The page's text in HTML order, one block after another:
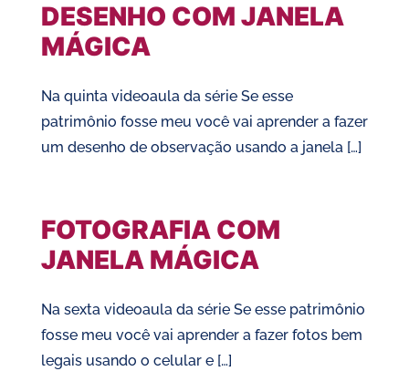
DESENHO COM JANELA
MÁGICA
Na quinta videoaula da série Se esse
patrimônio fosse meu você vai aprender a fazer
um desenho de observação usando a janela […]
FOTOGRAFIA COM
JANELA MÁGICA
Na sexta videoaula da série Se esse patrimônio
fosse meu você vai aprender a fazer fotos bem
legais usando o celular e […]